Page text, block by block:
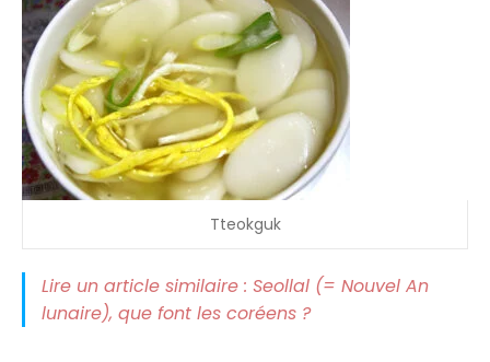
Tteokguk
Lire un article similaire : Seollal (= Nouvel An
lunaire), que font les coréens ?